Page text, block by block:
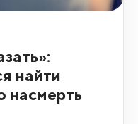
найти
насмерть